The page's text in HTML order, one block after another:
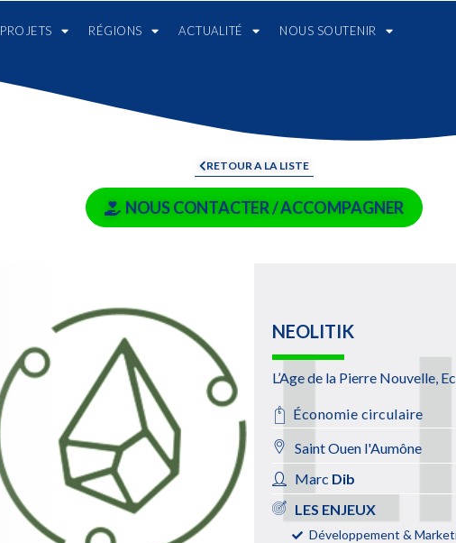
PROJETS RÉGIONS ACTUALITÉ NOUS SOUTENIR
RETOUR A LA LISTE
NOUS CONTACTER / ACCOMPAGNER
NEOLITIK
L’Age de la Pierre Nouvelle,
Économie circulaire
Saint Ouen l'Aumône
Marc Dib
LES ENJEUX
Développement &